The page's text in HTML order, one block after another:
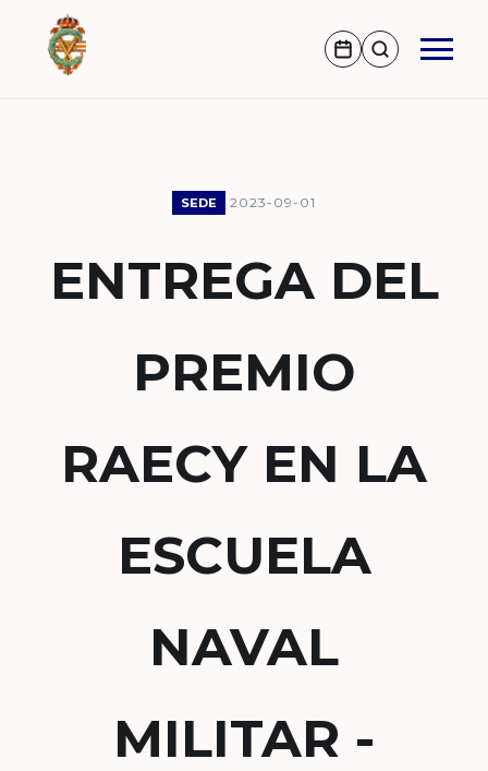
SEDE 2023-09-01
ENTREGA DEL
PREMIO
RAECY EN LA
ESCUELA
NAVAL
MILITAR -